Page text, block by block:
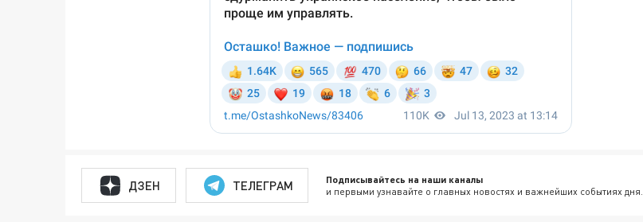
ДЗЕН ТЕЛЕГРАМ Подписывайтесь на наши каналы
и первыми узнавайте о главных новостях и важнейших событиях дня.